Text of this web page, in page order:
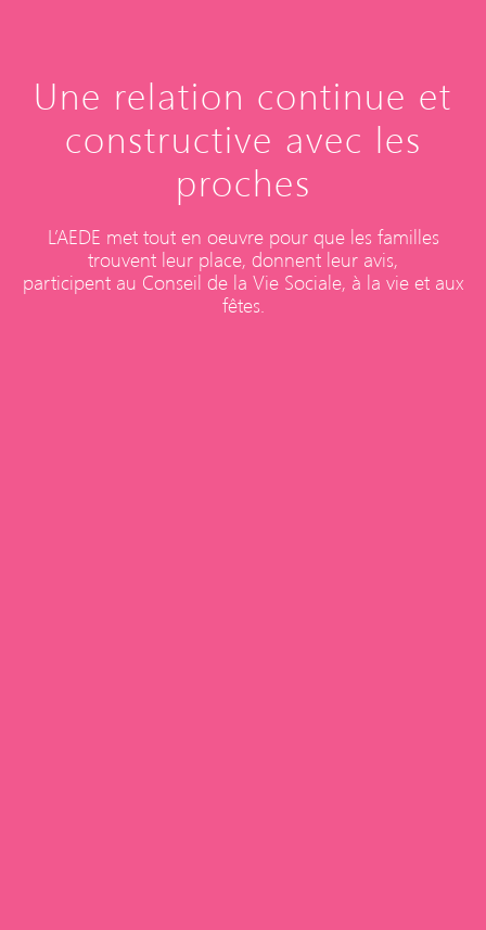
Une relation continue et
constructive avec les
proches
L’AEDE met tout en oeuvre pour que les familles
trouvent leur place, donnent leur avis,
participent au Conseil de la Vie Sociale, à la vie et aux
fêtes.